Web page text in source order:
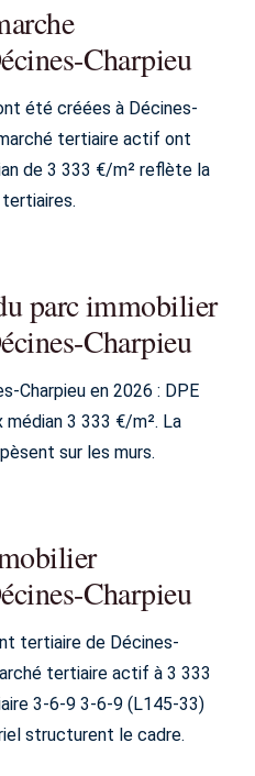
Charpieu
été créées à Décines-
tertiaire actif ont
de 3 333 €/m² reflète la
parc immobilier
Charpieu
Charpieu en 2026 : DPE
médian 3 333 €/m². La
sur les murs.
Charpieu
tertiaire de Décines-
tertiaire actif à 3 333
3-6-9 3-6-9 (L145-33)
structurent le cadre.